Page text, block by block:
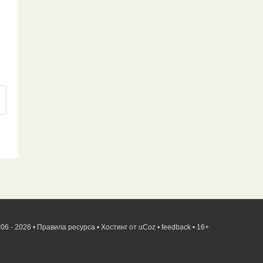
- 2026 • Правила ресурса • Хостинг от uCoz • feedback • 16+